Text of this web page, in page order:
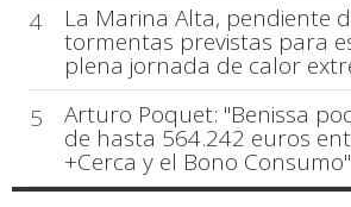
4
La Marina Alta, pendiente
tormentas previstas para
plena jornada de calor
5
Arturo Poquet: "Benissa
de hasta 564.242 euros
+Cerca y el Bono Consumo"